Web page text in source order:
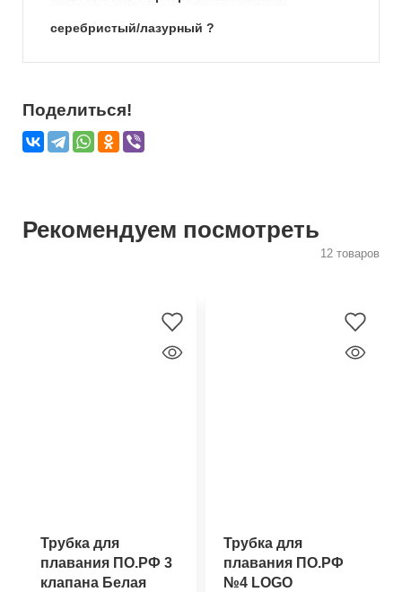
серебристый/лазурный ?
Поделиться!
Рекомендуем посмотреть
12 товаров
Трубка для
плавания ПО.РФ 3
клапана Белая
Трубка для
плавания ПО.РФ
№4 LOGO